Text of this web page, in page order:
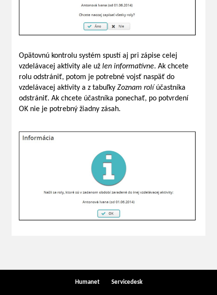
Opätovnú kontrolu systém spustí aj pri zápise celej
vzdelávacej aktivity ale už len informatívne. Ak chcete
rolu odstrániť, potom je potrebné vojsť naspäť do
vzdelávacej aktivity a z tabuľky Zoznam rolí účastníka
odstrániť. Ak chcete účastníka ponechať, po potvrdení
OK nie je potrebný žiadny zásah.
Humanet Servicedesk